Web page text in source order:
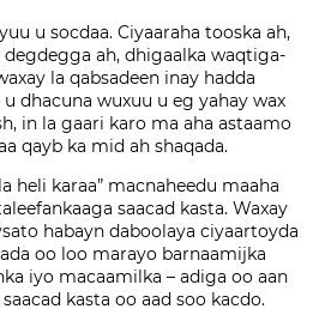
u socdaa. Ciyaaraha tooska ah,
ah, dhigaalka waqtiga-
la qabsadeen inay hadda
dhacuna wuxuu u eg yahay wax
in la gaari karo ma aha astaamo
qayb ka mid ah shaqada.
heli karaa” macnaheedu maaha
saacad kasta. Waxay
habayn daboolaya ciyaartoyda
oo loo marayo barnaamijka
iyo macaamilka – adiga oo aan
kasta oo aad soo kacdo.